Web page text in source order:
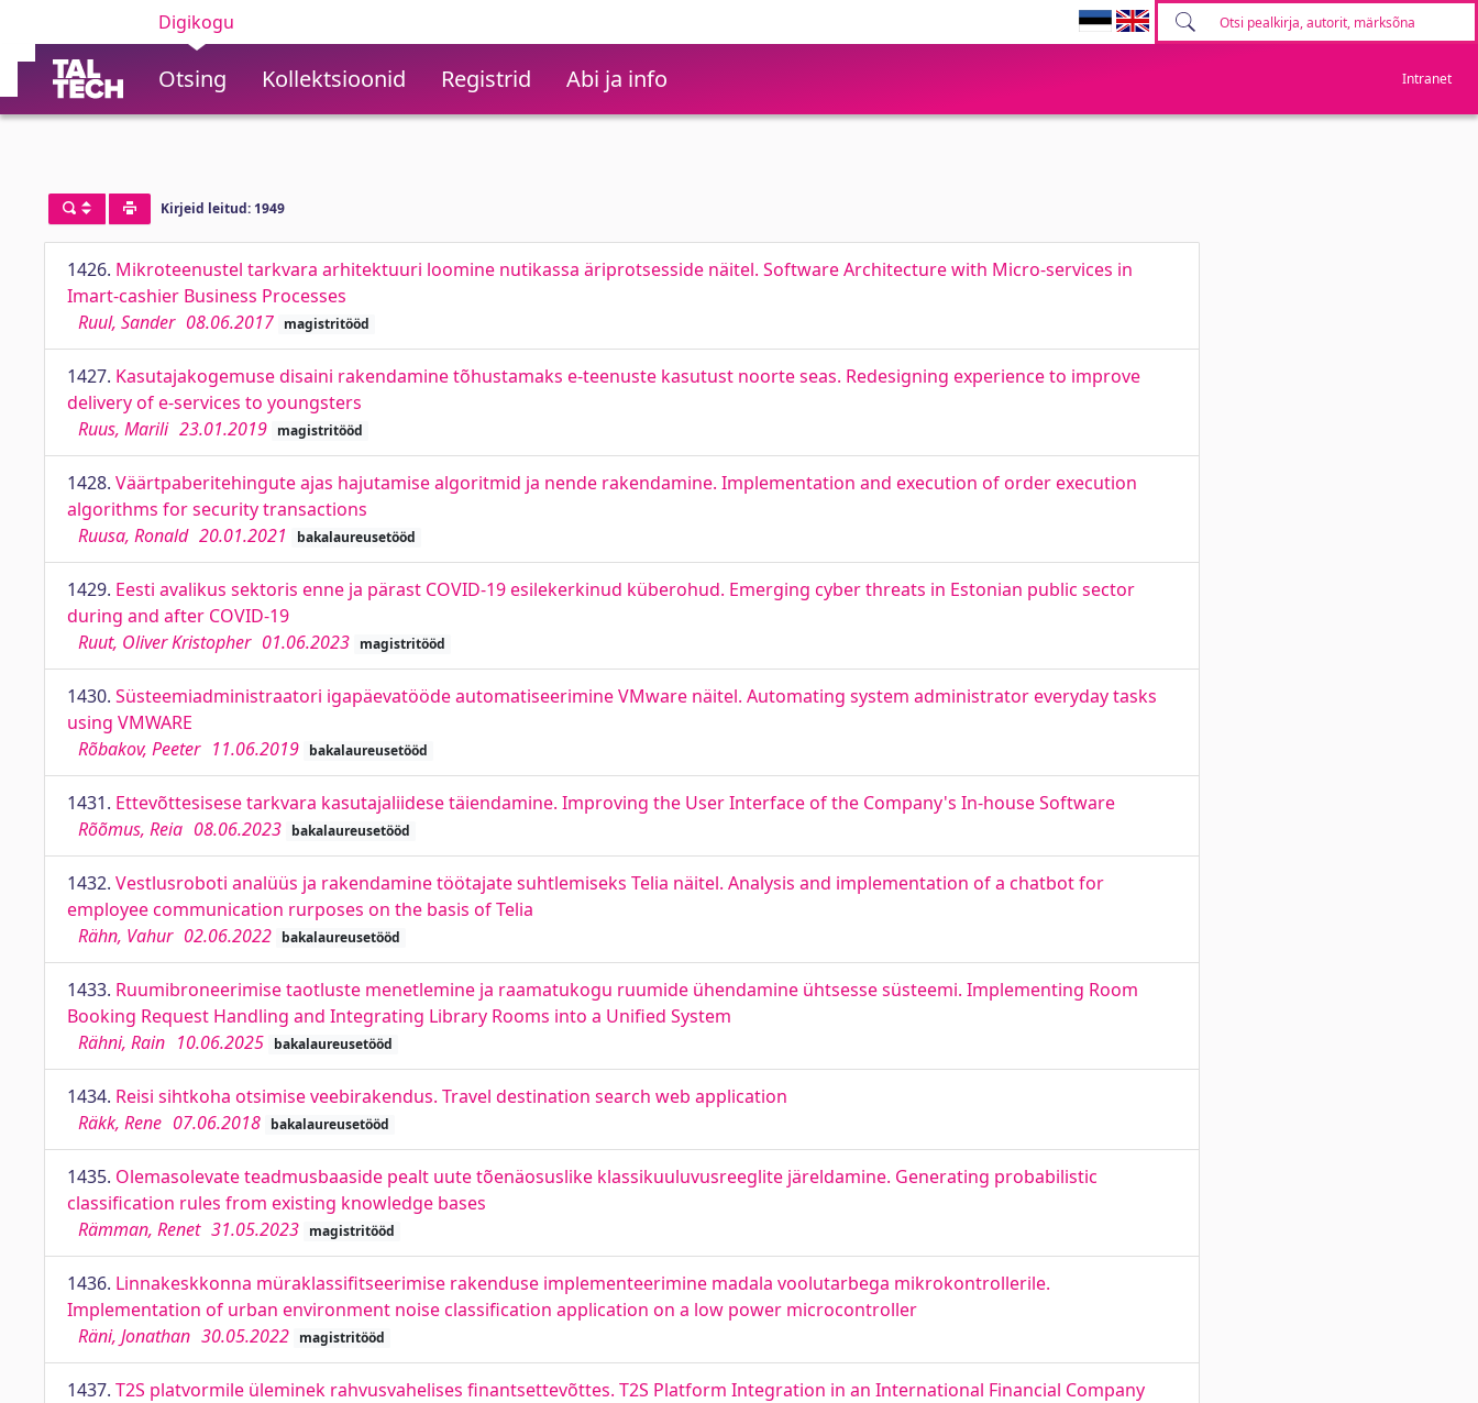
Digikogu
Otsing Kollektsioonid Registrid Abi ja info Intranet
Kirjeid leitud: 1949
1426. Mikroteenustel tarkvara arhitektuuri loomine nutikassa äriprotsesside näitel. Software Architecture with Micro-services in
Imart-cashier Business Processes
Ruul, Sander 08.06.2017 magistritööd
1427. Kasutajakogemuse disaini rakendamine tõhustamaks e-teenuste kasutust noorte seas. Redesigning experience to improve
delivery of e-services to youngsters
Ruus, Marili 23.01.2019 magistritööd
1428. Väärtpaberitehingute ajas hajutamise algoritmid ja nende rakendamine. Implementation and execution of order execution
algorithms for security transactions
Ruusa, Ronald 20.01.2021 bakalaureusetööd
1429. Eesti avalikus sektoris enne ja pärast COVID-19 esilekerkinud küberohud. Emerging cyber threats in Estonian public sector
during and after COVID-19
Ruut, Oliver Kristopher 01.06.2023 magistritööd
1430. Süsteemiadministraatori igapäevatööde automatiseerimine VMware näitel. Automating system administrator everyday tasks
using VMWARE
Rõbakov, Peeter 11.06.2019 bakalaureusetööd
1431. Ettevõttesisese tarkvara kasutajaliidese täiendamine. Improving the User Interface of the Company's In-house Software
Rõõmus, Reia 08.06.2023 bakalaureusetööd
1432. Vestlusroboti analüüs ja rakendamine töötajate suhtlemiseks Telia näitel. Analysis and implementation of a chatbot for
employee communication rurposes on the basis of Telia
Rähn, Vahur 02.06.2022 bakalaureusetööd
1433. Ruumibroneerimise taotluste menetlemine ja raamatukogu ruumide ühendamine ühtsesse süsteemi. Implementing Room
Booking Request Handling and Integrating Library Rooms into a Unified System
Rähni, Rain 10.06.2025 bakalaureusetööd
1434. Reisi sihtkoha otsimise veebirakendus. Travel destination search web application
Räkk, Rene 07.06.2018 bakalaureusetööd
1435. Olemasolevate teadmusbaaside pealt uute tõenäosuslike klassikuuluvusreeglite järeldamine. Generating probabilistic
classification rules from existing knowledge bases
Rämman, Renet 31.05.2023 magistritööd
1436. Linnakeskkonna müraklassifitseerimise rakenduse implementeerimine madala voolutarbega mikrokontrollerile.
Implementation of urban environment noise classification application on a low power microcontroller
Räni, Jonathan 30.05.2022 magistritööd
1437. T2S platvormile üleminek rahvusvahelises finantsettevõttes. T2S Platform Integration in an International Financial Company